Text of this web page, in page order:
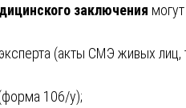
заключения
(акты СМЭ живых
106/у);